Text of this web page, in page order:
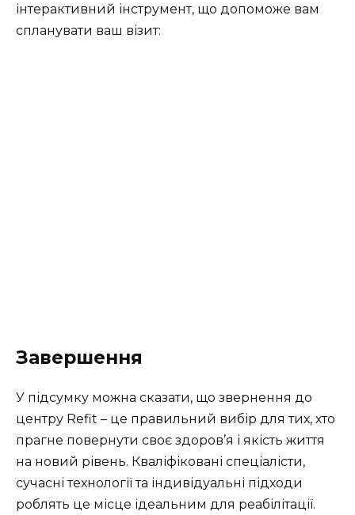
інтерактивний інструмент, що допоможе вам
спланувати ваш візит:
Завершення
У підсумку можна сказати, що звернення до
центру Refit – це правильний вибір для тих, хто
прагне повернути своє здоров’я і якість життя
на новий рівень. Кваліфіковані спеціалісти,
сучасні технології та індивідуальні підходи
роблять це місце ідеальним для реабілітації.